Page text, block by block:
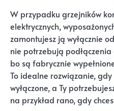
W przypadku grzejników
elektrycznych,
zamontujesz ją wyłącznie
nie potrzebują
bo są fabrycznie
To idealne rozwiązanie,
wyłączone, a Ty
na przykład rano, gdy